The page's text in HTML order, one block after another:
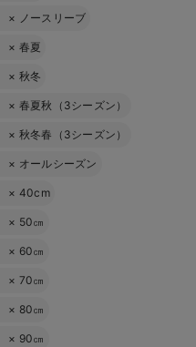
× ノースリーブ
× 春夏
× 秋冬
× 春夏秋（3シーズン）
× 秋冬春（3シーズン）
× オールシーズン
× 40cm
× 50㎝
× 60㎝
× 70㎝
× 80㎝
× 90㎝